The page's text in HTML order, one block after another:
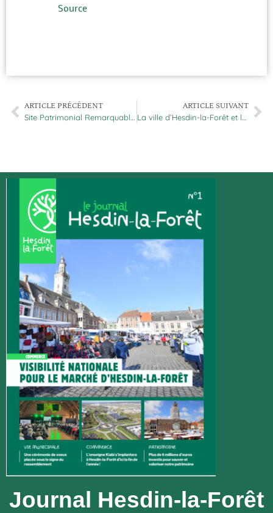
Source
ARTICLE PRÉCÉDENT
Site Patrimonial Remarquable : mieux valoriser le patrimoine d’Hesdin-la-Forêt
ARTICLE SUIVANT
La ville d’Hesdin-la-Forêt et la Communauté de communes s’engagent dans la rédac…
Journal Hesdin-la-Forêt